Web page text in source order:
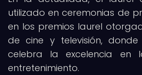
utilizado en ceremonias de
en los premios laurel
de cine y televisión,
celebra la excelencia en
entretenimiento.